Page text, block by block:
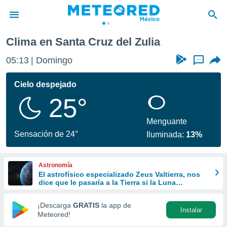
de
ha sido
calidad.
a este
las
y
forma
digital
basada
Clima en Santa Cruz del Zulia
05:13 Domingo ...
Cielo despejado
25°
Sensación de 24°
Menguante
Iluminada: 13%
Astronomía
El astrofísico especializado Zeus Valtierra, nos
dice que le pasaría a la Tierra si la Luna
¡Descarga GRATIS la app de
Meteored!
Instalar